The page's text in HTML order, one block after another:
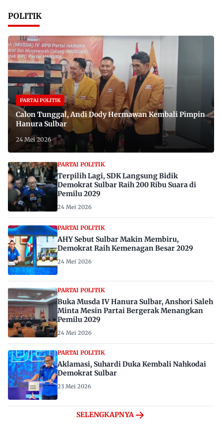
POLITIK
PARTAI POLITIK
Calon Tunggal, Andi Dody Hermawan Kembali Pimpin
Hanura Sulbar
24 Mei 2026
PARTAI POLITIK
Terpilih Lagi, SDK Langsung Bidik
Demokrat Sulbar Raih 200 Ribu Suara di
Pemilu 2029
24 Mei 2026
PARTAI POLITIK
AHY Sebut Sulbar Makin Membiru,
Demokrat Raih Kemenagan Besar 2029
24 Mei 2026
PARTAI POLITIK
Buka Musda IV Hanura Sulbar, Anshori Saleh
Minta Mesin Partai Bergerak Menangkan
Pemilu 2029
24 Mei 2026
PARTAI POLITIK
Aklamasi, Suhardi Duka Kembali Nahkodai
Demokrat Sulbar
23 Mei 2026
SELENGKAPNYA